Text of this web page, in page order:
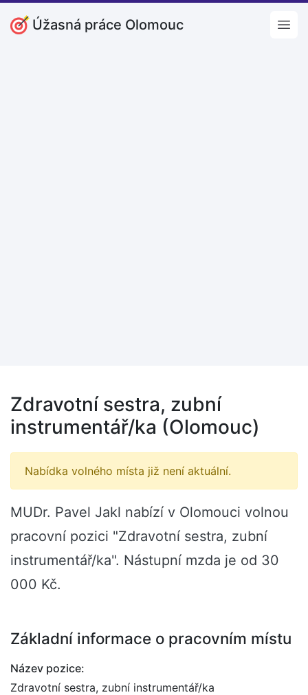
Úžasná práce Olomouc
Zdravotní sestra, zubní
instrumentář/ka (Olomouc)
Nabídka volného místa již není aktuální.
MUDr. Pavel Jakl nabízí v Olomouci volnou
pracovní pozici "Zdravotní sestra, zubní
instrumentář/ka". Nástupní mzda je od 30
000 Kč.
Základní informace o pracovním místu
Název pozice:
Zdravotní sestra, zubní instrumentář/ka